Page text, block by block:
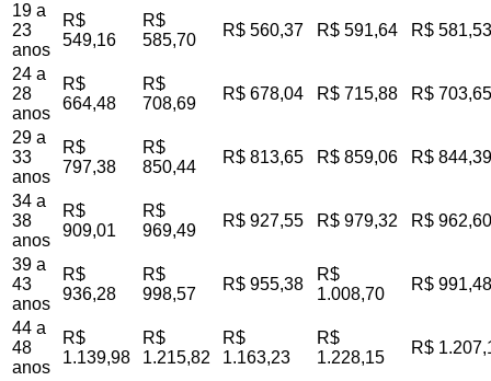
19 a
23
anos
R$
549,16
R$
585,70
R$ 560,37 R$ 591,64 R$ 581,53
24 a
28
anos
R$
664,48
R$
708,69
R$ 678,04 R$ 715,88 R$ 703,65
29 a
33
anos
R$
797,38
R$
850,44
R$ 813,65 R$ 859,06 R$ 844,39
34 a
38
anos
R$
909,01
R$
969,49
R$ 927,55 R$ 979,32 R$ 962,60
39 a
43
anos
R$
936,28
R$
998,57
R$ 955,38
R$
1.008,70
R$ 991,48
44 a
48
anos
R$
1.139,98
R$
1.215,82
R$
1.163,23
R$
1.228,15
R$